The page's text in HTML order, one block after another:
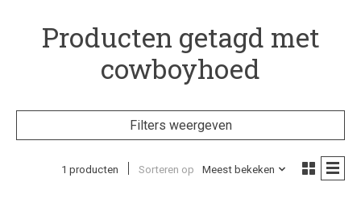
Producten getagd met
cowboyhoed
Filters weergeven
1 producten Sorteren op Meest bekeken